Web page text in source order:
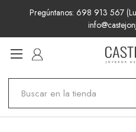
Pregúntanos: 698 913 567